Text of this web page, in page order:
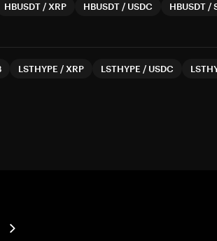
HBUSDT / XRP HBUSDT / USDC HBUSDT /
LSTHYPE / XRP LSTHYPE / USDC